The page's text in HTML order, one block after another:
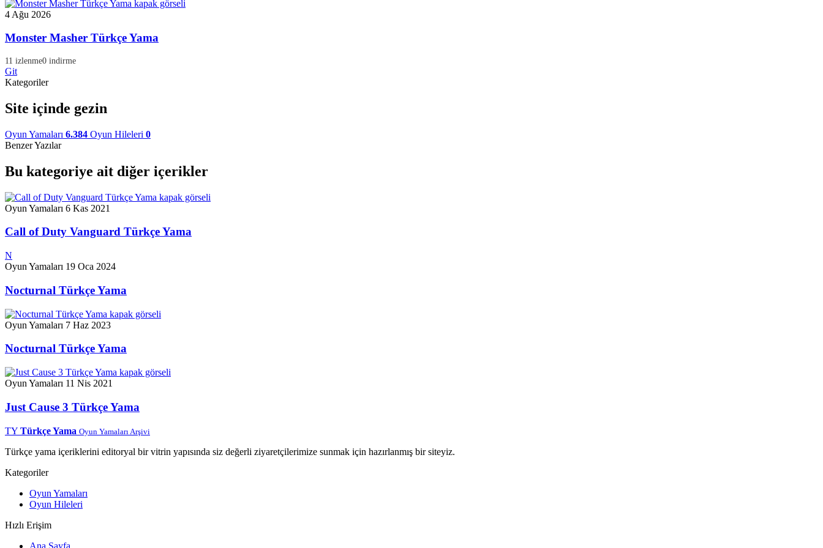
4 Ağu 2026
Monster Masher Türkçe Yama
11 izlenme0 indirme
Git
Kategoriler
Site içinde gezin
Oyun Yamaları 6.384 Oyun Hileleri 0
Benzer Yazılar
Bu kategoriye ait diğer içerikler
Oyun Yamaları 6 Kas 2021
Call of Duty Vanguard Türkçe Yama
N
Oyun Yamaları 19 Oca 2024
Nocturnal Türkçe Yama
Oyun Yamaları 7 Haz 2023
Nocturnal Türkçe Yama
Oyun Yamaları 11 Nis 2021
Just Cause 3 Türkçe Yama
TY Türkçe Yama Oyun Yamaları Arşivi
Türkçe yama içeriklerini editoryal bir vitrin yapısında siz değerli ziyaretçilerimize sunmak için hazırlanmış bir siteyiz.
Kategoriler
Oyun Yamaları
Oyun Hileleri
Hızlı Erişim
Ana Sayfa